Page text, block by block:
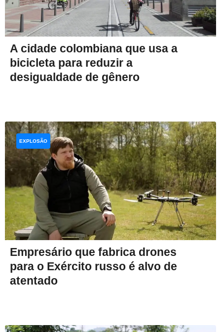
A cidade colombiana que usa a
bicicleta para reduzir a
desigualdade de gênero
Empresário que fabrica drones
para o Exército russo é alvo de
atentado
EXPLOSÃO